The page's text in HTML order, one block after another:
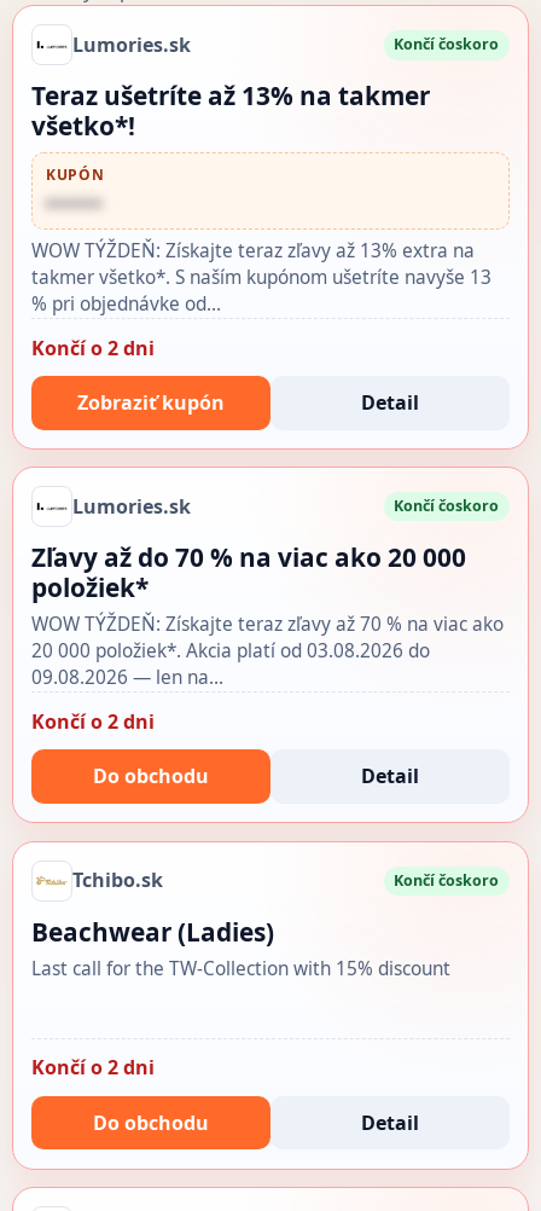
Lumories.sk Končí čoskoro
Teraz ušetríte až 13% na takmer
všetko*!
KUPÓN
••••••
WOW TÝŽDEŇ: Získajte teraz zľavy až 13% extra na
takmer všetko*. S naším kupónom ušetríte navyše 13
% pri objednávke od…
Končí o 2 dni
Zobraziť kupón Detail
Lumories.sk Končí čoskoro
Zľavy až do 70 % na viac ako 20 000
položiek*
WOW TÝŽDEŇ: Získajte teraz zľavy až 70 % na viac ako
20 000 položiek*. Akcia platí od 03.08.2026 do
09.08.2026 — len na…
Končí o 2 dni
Do obchodu Detail
Tchibo.sk Končí čoskoro
Beachwear (Ladies)
Last call for the TW-Collection with 15% discount
Končí o 2 dni
Do obchodu Detail